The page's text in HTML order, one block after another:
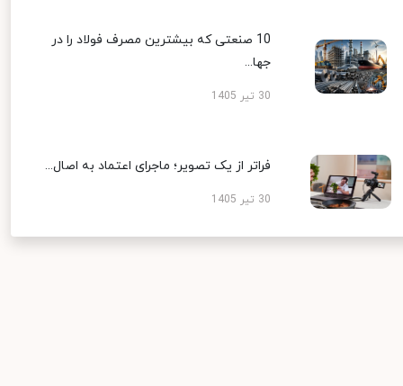
10 صنعتی که بیشترین مصرف فولاد را در
جها...
30 تیر 1405
فراتر از یک تصویر؛ ماجرای اعتماد به اصال...
30 تیر 1405